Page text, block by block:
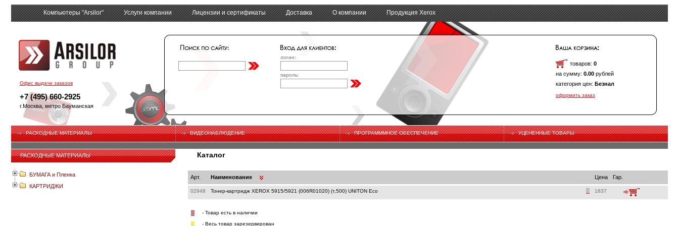
Офис выдачи заказов
+7 (495) 660-2925
г.Москва, метро Бауманская
Компьютеры "Arsilor" Услуги компании Лицензии и сертификаты Доставка О компании Продукция Xerox
логин:
пароль:
товаров: 0
на сумму: 0.00рублей
категория цен: Безнал
оформить заказ
РАСХОДНЫЕ МАТЕРИАЛЫ ВИДЕОНАБЛЮДЕНИЕ ПРОГРАМММНОЕ ОБЕСПЕЧЕНИЕ УЦЕНЕННЫЕ ТОВАРЫ
РАСХОДНЫЕ МАТЕРИАЛЫ
БУМАГА и Пленка
КАРТРИДЖИ
Каталог
Арт. Наименование Цена Гар.
02948 Тонер-картридж XEROX 5915/5921 (006R01020) (т,500) UNITON Eco 1837
- Товар есть в наличии
- Весь товар зарезервирован